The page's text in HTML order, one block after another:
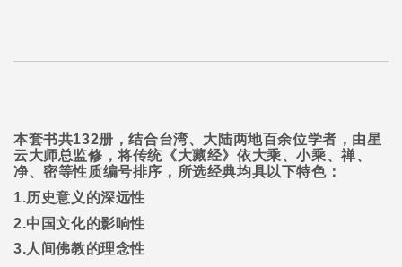
本套书共132册，结合台湾、大陆两地百余位学者，由星
云大师总监修，将传统《大藏经》依大乘、小乘、禅、
净、密等性质编号排序，所选经典均具以下特色：
1.历史意义的深远性
2.中国文化的影响性
3.人间佛教的理念性